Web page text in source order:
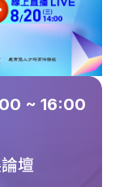
~ 16:00
壇